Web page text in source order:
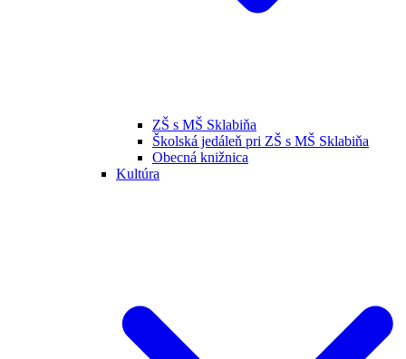
ZŠ s MŠ Sklabiňa
Školská jedáleň pri ZŠ s MŠ Sklabiňa
Obecná knižnica
Kultúra